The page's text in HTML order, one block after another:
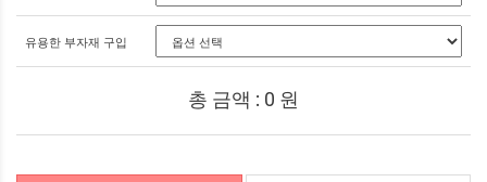
유용한 부자재 구입
총 금액 : 0 원